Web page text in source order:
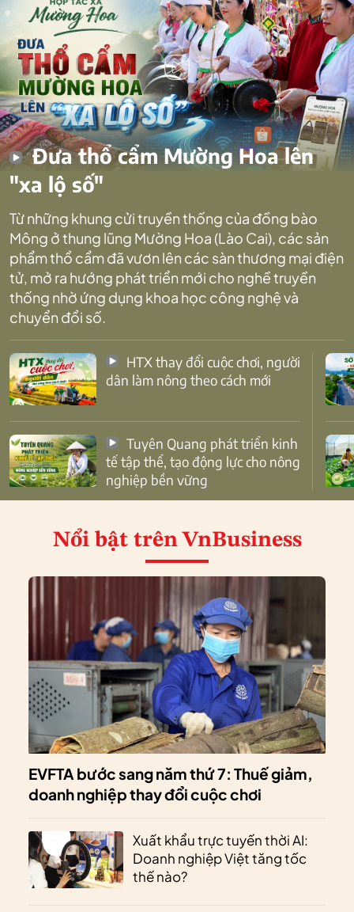
Đưa thổ cẩm Mường Hoa lên
"xa lộ số"
Từ những khung cửi truyền thống của đồng bào
Mông ở thung lũng Mường Hoa (Lào Cai), các sản
phẩm thổ cẩm đã vươn lên các sàn thương mại điện
tử, mở ra hướng phát triển mới cho nghề truyền
thống nhờ ứng dụng khoa học công nghệ và
chuyển đổi số.
dân làm nông theo cách mới
tế tập thể, tạo động lực cho nông
nghiệp bền vững
Nổi bật trên VnBusiness
EVFTA bước sang năm thứ 7: Thuế giảm,
doanh nghiệp thay đổi cuộc chơi
Xuất khẩu trực tuyến thời AI:
Doanh nghiệp Việt tăng tốc
thế nào?